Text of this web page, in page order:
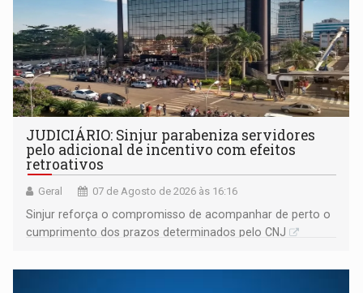
JUDICIÁRIO: Sinjur parabeniza servidores
pelo adicional de incentivo com efeitos
retroativos
Geral 07 de Agosto de 2026 às 16:16
Sinjur reforça o compromisso de acompanhar de perto o
cumprimento dos prazos determinados pelo CNJ